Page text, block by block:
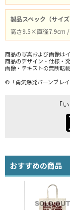
製品スペック（サイズ
高さ9.5×直径7.9cm /
商品の写真および画像は
商品のデザイン・仕様・
画像・テキストの無断転
©「勇気爆発バーンブレ
「
おすすめの商品